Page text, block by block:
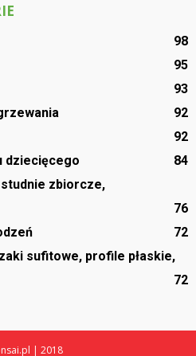
98
95
93
92
92
dziecięcego
84
zbiorcze,
76
72
sufitowe, profile płaskie,
72
| 2018